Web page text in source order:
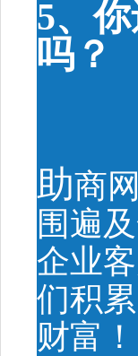
5、
吗？
助商
围遍
企业
们积
财富！